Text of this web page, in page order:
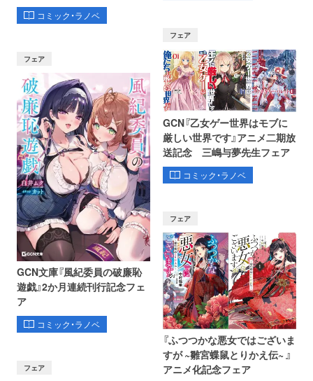
コミック・ラノベ
フェア
GCN文庫『風紀委員の破廉恥
遊戯』2か月連続刊行記念フェ
ア
コミック・ラノベ
フェア
GCN『乙女ゲー世界はモブに
厳しい世界です』アニメ二期放
送記念 三嶋与夢先生フェア
コミック・ラノベ
フェア
フェア
『ふつつかな悪女ではございま
すが ~雛宮蝶鼠とりかえ伝~ 』
アニメ化記念フェア